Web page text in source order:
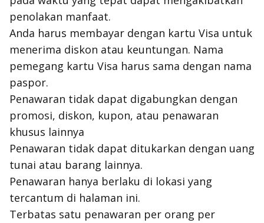
penolakan manfaat.
Anda harus membayar dengan kartu Visa untuk
menerima diskon atau keuntungan. Nama
pemegang kartu Visa harus sama dengan nama
paspor.
Penawaran tidak dapat digabungkan dengan
promosi, diskon, kupon, atau penawaran
khusus lainnya
Penawaran tidak dapat ditukarkan dengan uang
tunai atau barang lainnya.
Penawaran hanya berlaku di lokasi yang
tercantum di halaman ini.
Terbatas satu penawaran per orang per